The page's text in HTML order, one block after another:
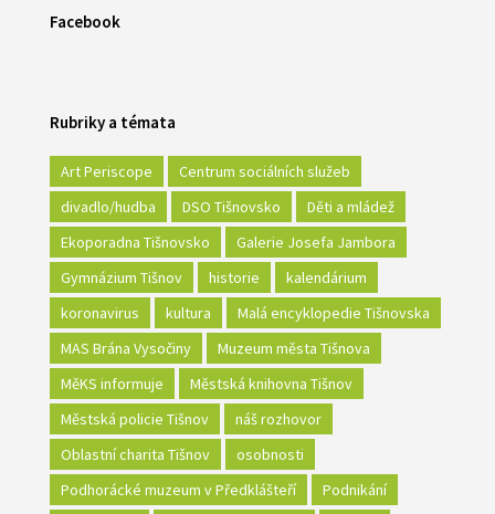
Facebook
Rubriky a témata
Art Periscope
Centrum sociálních služeb
divadlo/hudba
DSO Tišnovsko
Děti a mládež
Ekoporadna Tišnovsko
Galerie Josefa Jambora
Gymnázium Tišnov
historie
kalendárium
koronavirus
kultura
Malá encyklopedie Tišnovska
MAS Brána Vysočiny
Muzeum města Tišnova
MěKS informuje
Městská knihovna Tišnov
Městská policie Tišnov
náš rozhovor
Oblastní charita Tišnov
osobnosti
Podhorácké muzeum v Předklášteří
Podnikání